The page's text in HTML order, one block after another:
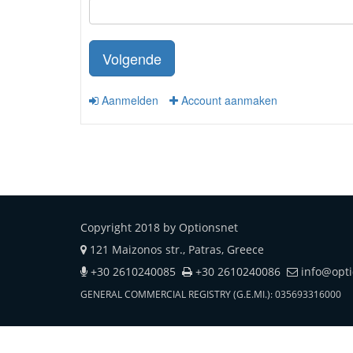
Volgende
Aanmelden Account aanmaken
Copyright 2018 by Optionsnet
121 Maizonos str., Patras, Greece
+30 2610240085
+30 2610240086
GENERAL COMMERCIAL REGISTRY (G.E.MI.): 035693316000